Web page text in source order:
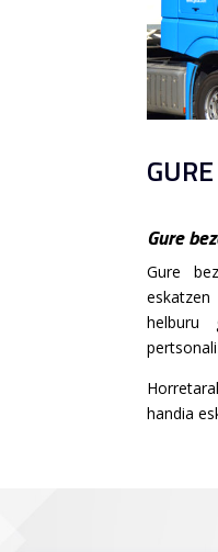
Gure
Gure
helburu
handia